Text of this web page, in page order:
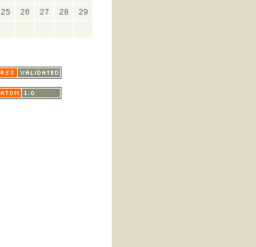
25 26 27 28
29